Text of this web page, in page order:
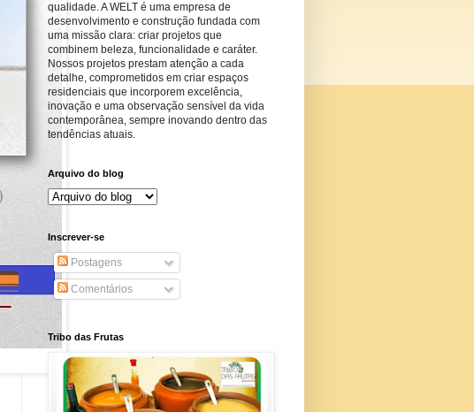
qualidade. A WELT é uma empresa de
desenvolvimento e construção fundada com
uma missão clara: criar projetos que
combinem beleza, funcionalidade e caráter.
Nossos projetos prestam atenção a cada
detalhe, comprometidos em criar espaços
residenciais que incorporem excelência,
inovação e uma observação sensível da vida
contemporânea, sempre inovando dentro das
tendências atuais.
Arquivo do blog
Inscrever-se
Postagens
Comentários
Tribo das Frutas